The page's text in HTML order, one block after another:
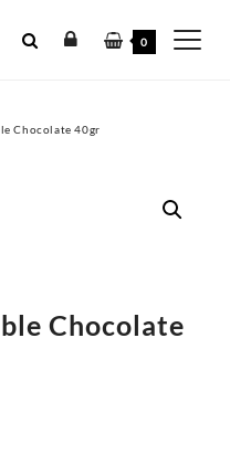
0
Chocolate 40gr
Chocolate